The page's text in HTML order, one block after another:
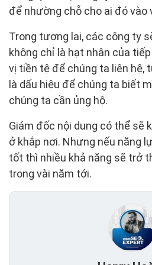
để nhường chỗ cho ai đó vào
Trong tương lai, các công ty
không chỉ là hạt nhân của
vị tiền tệ để chúng ta liên hệ,
là dấu hiệu để chúng ta biết
chúng ta cần ủng hộ.
Giám đốc nội dung có thể sẽ
ở khắp nơi. Nhưng nếu năng
tốt thì nhiều khả năng sẽ trở
trong vài năm tới.